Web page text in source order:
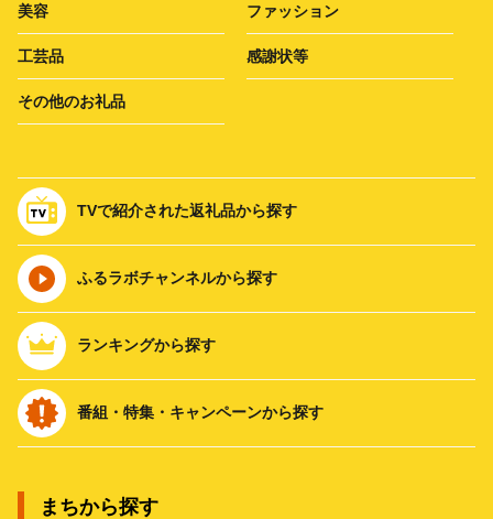
美容 ファッション
工芸品 感謝状等
その他のお礼品
TVで紹介された返礼品から探す
ふるラボチャンネルから探す
ランキングから探す
番組・特集・キャンペーンから探す
まちから探す